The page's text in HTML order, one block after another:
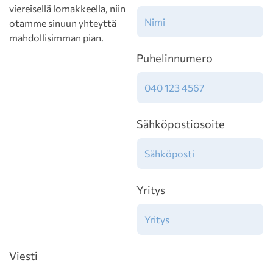
viereisellä lomakkeella, niin
otamme sinuun yhteyttä
mahdollisimman pian.
Puhelinnumero
Sähköpostiosoite
Yritys
Viesti